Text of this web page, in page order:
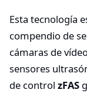
Esta tecnología
compendio de
cámaras de
sensores
de control zFAS